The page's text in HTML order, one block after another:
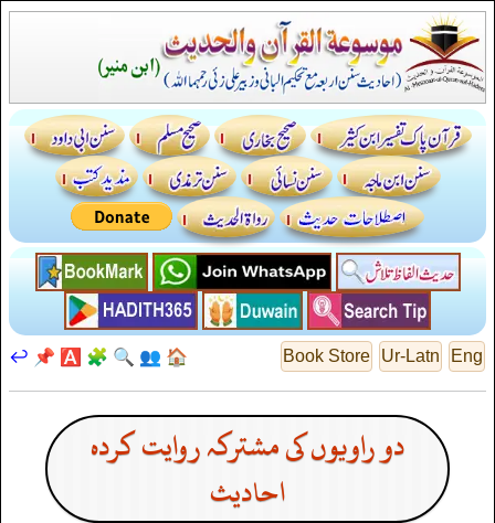
Eng
Ur-Latn
Book Store
🏠
👥
🔍
🧩
🅰️
📌
↩️
دو راویوں کی مشترکہ روایت کردہ
احادیث